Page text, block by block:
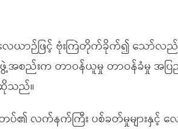
ေယာဉ်ဖြင့် ဗုံးကြဲတိုက်ခိုက်၍ သော်လည်
စည်းက တာဝန်ယူမှု တာဝန်ခံမှု အပြ
ဆိုသည်။
ပ်၏ လက်နက်ကြီး ပစ်ခတ်မှုများနှင့်